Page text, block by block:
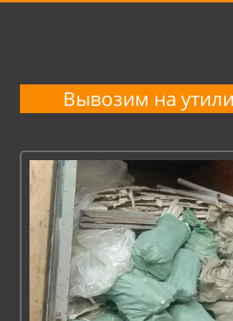
Вывозим на